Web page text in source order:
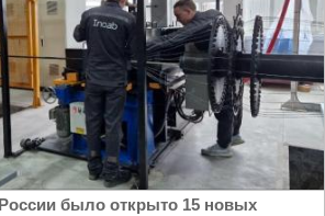
было открыто 15 новых